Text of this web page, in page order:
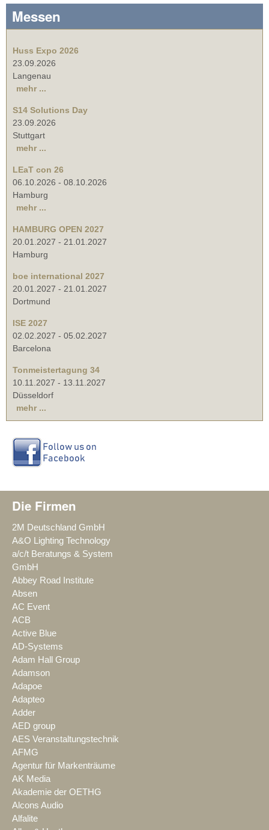
Messen
Huss Expo 2026
23.09.2026
Langenau
mehr ...
S14 Solutions Day
23.09.2026
Stuttgart
mehr ...
LEaT con 26
06.10.2026 - 08.10.2026
Hamburg
mehr ...
HAMBURG OPEN 2027
20.01.2027 - 21.01.2027
Hamburg
boe international 2027
20.01.2027 - 21.01.2027
Dortmund
ISE 2027
02.02.2027 - 05.02.2027
Barcelona
Tonmeistertagung 34
10.11.2027 - 13.11.2027
Düsseldorf
mehr ...
Die Firmen
2M Deutschland GmbH
A&O Lighting Technology
a/c/t Beratungs & System
GmbH
Abbey Road Institute
Absen
AC Event
ACB
Active Blue
AD-Systems
Adam Hall Group
Adamson
Adapoe
Adapteo
Adder
AED group
AES Veranstaltungstechnik
AFMG
Agentur für Markenträume
AK Media
Akademie der OETHG
Alcons Audio
Alfalite